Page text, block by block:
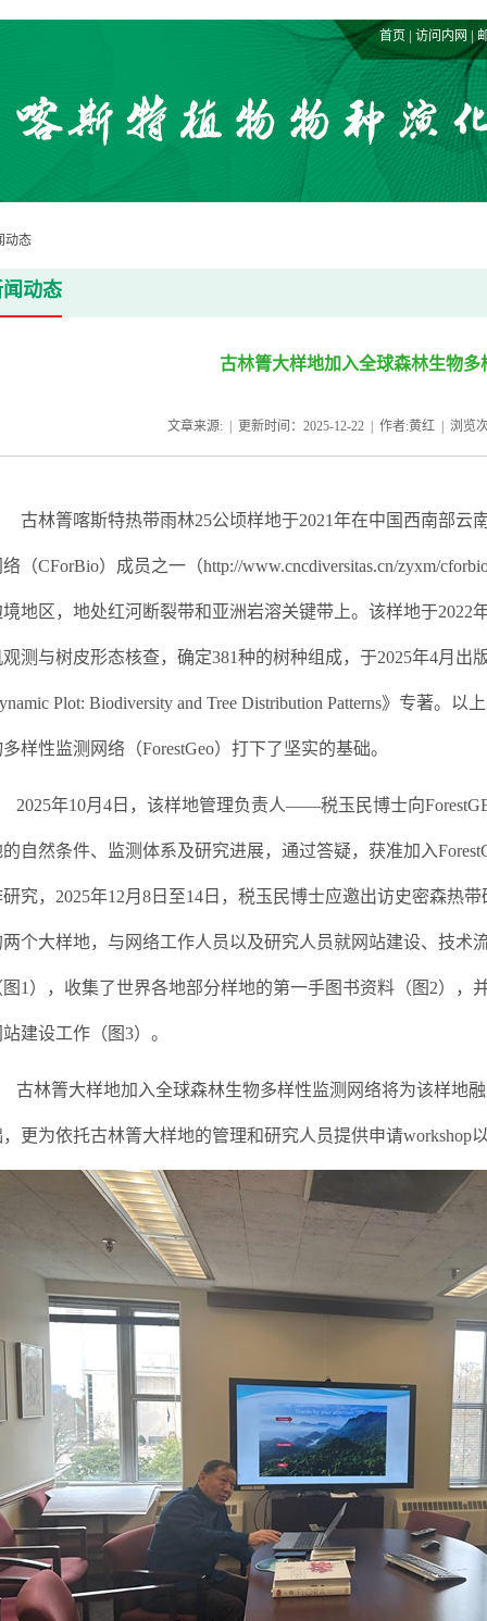
首页 | 访问内网 |
动态
动态
古林箐大样地加入全球森林生物多
文章来源: | 更新时间：2025-12-22 | 作者:黄红 | 浏览
古林箐喀斯特热带雨林25公顷样地于2021年在中国西南部云
（CForBio）成员之一（http://www.cncdiversitas.cn/zyxm/
境地区，地处红河断裂带和亚洲岩溶关键带上。该样地于2022
观测与树皮形态核查，确定381种的树种组成，于2025年4月出
Plot: Biodiversity and Tree Distribution Patterns》专著。以
多样性监测网络（ForestGeo）打下了坚实的基础。
2025年10月 4 日，该样地管理负责人——税玉民博士向
的自然条件、监测体系及研究进展，通过答疑，获准加入
究， 2025年12月 8 日至14 日，税玉民博士应邀出访史密森热带
两个大样地，与网络工作人员以及研究人员就网站建设、技术
1 ）， 收集了世界各地部分样地的第一手图书资料 （图 2） ，
建设工作（图3）。
古林箐大样地加入全球森林生物多样性监测网络将为该样地
，更为依托古林箐大样地的管理和研究人员提供申请workshop